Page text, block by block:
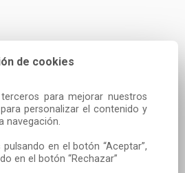
de cookies
para mejorar nuestros
personalizar el contenido y
navegación.
en el botón “Aceptar”,
en el botón “Rechazar”